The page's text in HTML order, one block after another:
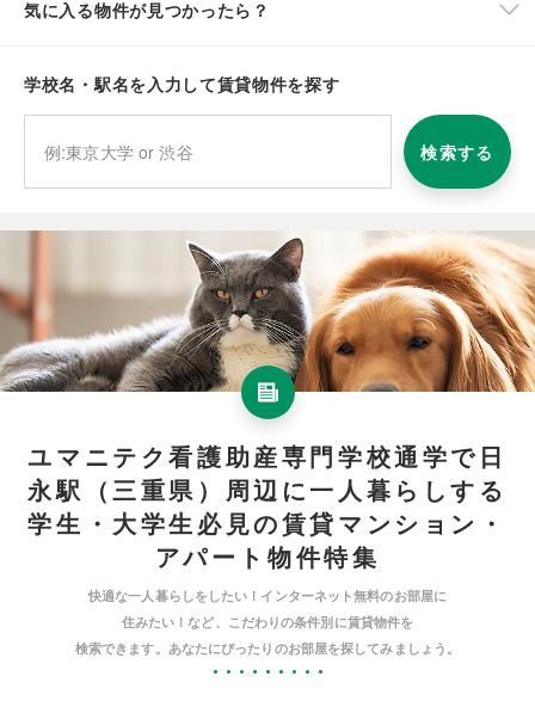
気に入る物件が見つかったら？
学校名・駅名を入力して賃貸物件を探す
検索する
ユマニテク看護助産専門学校通学で日
永駅（三重県）周辺に一人暮らしする
学生・大学生必見の賃貸マンション・
アパート物件特集
快適な一人暮らしをしたい！インターネット無料のお部屋に
住みたい！など、こだわりの条件別に賃貸物件を
検索できます。あなたにぴったりのお部屋を探してみましょう。